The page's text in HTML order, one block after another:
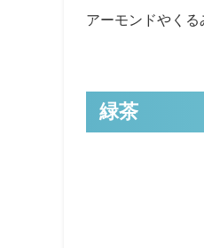
アーモンドやく
緑茶